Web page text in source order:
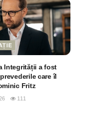
Integrității a fost
care îl
Fritz
111